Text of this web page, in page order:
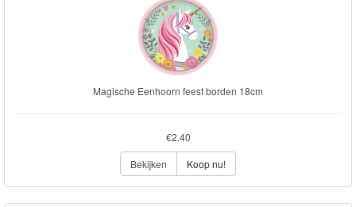
Magische Eenhoorn feest borden 18cm
€2.40
Bekijken
Koop nu!